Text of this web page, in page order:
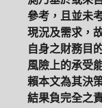
參考，且並未
現況及需求，
自身之財務目
風險上的承受
賴本文為其決
結果負完全之